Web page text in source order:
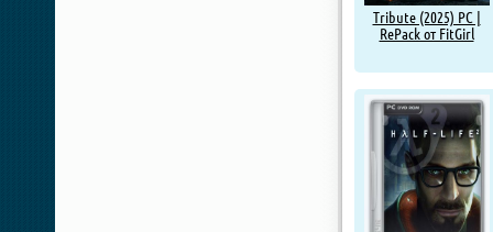
Tribute (2025) PC |
RePack от FitGirl